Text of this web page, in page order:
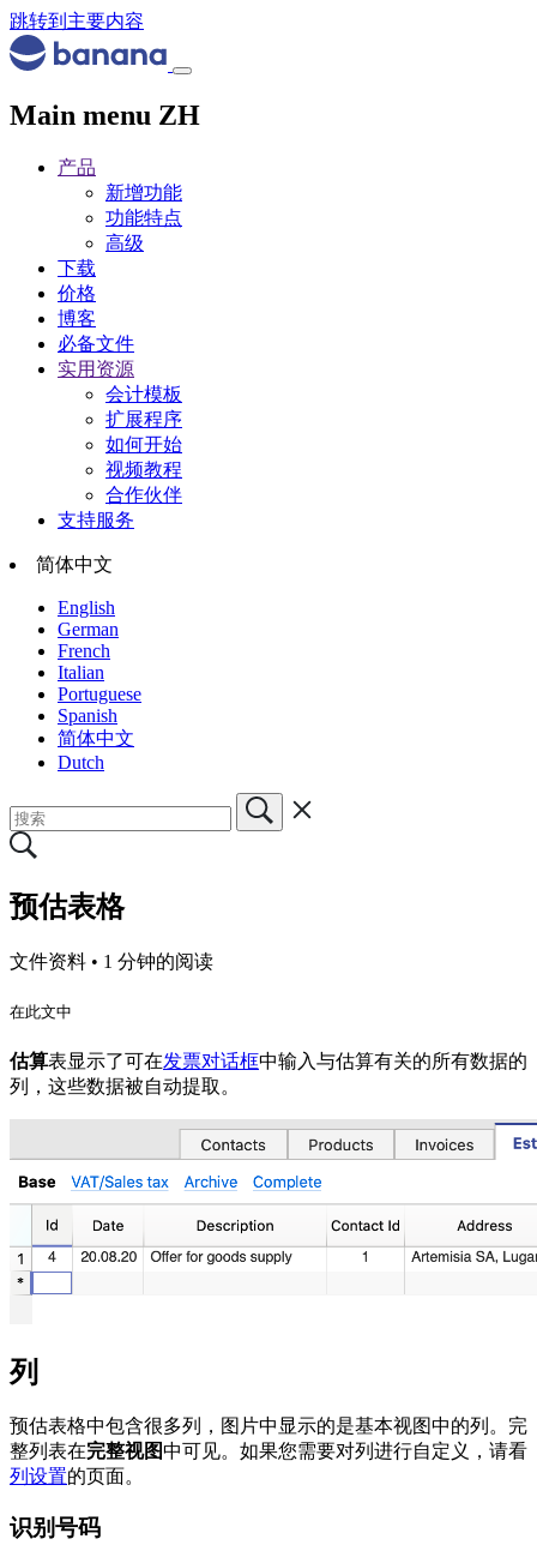
跳转到主要内容
Main menu ZH
产品
新增功能
功能特点
高级
下载
价格
博客
必备文件
实用资源
会计模板
扩展程序
如何开始
视频教程
合作伙伴
支持服务
简体中文
English
German
French
Italian
Portuguese
Spanish
简体中文
Dutch
预估表格
文件资料 • 1 分钟的阅读
在此文中
估算表显示了可在发票对话框中输入与估算有关的所有数据的
列，这些数据被自动提取。
列
预估表格中包含很多列，图片中显示的是基本视图中的列。完
整列表在完整视图中可见。如果您需要对列进行自定义，请看
列设置的页面。
识别号码